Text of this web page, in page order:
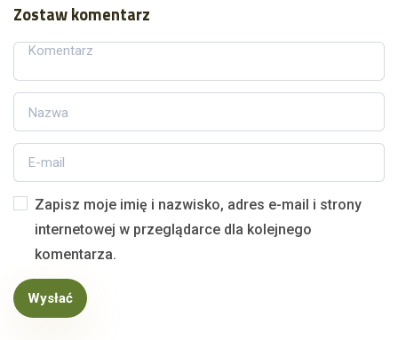
Zostaw komentarz
Zapisz moje imię i nazwisko, adres e-mail i strony
internetowej w przeglądarce dla kolejnego
komentarza.
Wysłać